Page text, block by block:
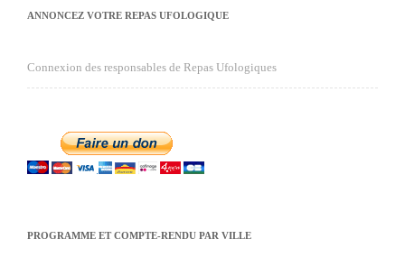
ANNONCEZ VOTRE REPAS UFOLOGIQUE
Connexion des responsables de Repas Ufologiques
PROGRAMME ET COMPTE-RENDU PAR VILLE